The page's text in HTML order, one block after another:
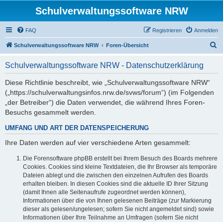
Schulverwaltungssoftware NRW
FAQ Anmelden
Registrieren
Schulverwaltungssoftware NRW Foren-Übersicht
Schulverwaltungssoftware NRW - Datenschutzerklärung
Diese Richtlinie beschreibt, wie „Schulverwaltungssoftware NRW“
(„https://schulverwaltungsinfos.nrw.de/svws/forum“) (im Folgenden
„der Betreiber“) die Daten verwendet, die während Ihres Foren-
Besuchs gesammelt werden.
UMFANG UND ART DER DATENSPEICHERUNG
Ihre Daten werden auf vier verschiedene Arten gesammelt:
Die Forensoftware phpBB erstellt bei Ihrem Besuch des Boards mehrere
Cookies. Cookies sind kleine Textdateien, die Ihr Browser als temporäre
Dateien ablegt und die zwischen den einzelnen Aufrufen des Boards
erhalten bleiben. In diesen Cookies sind die aktuelle ID Ihrer Sitzung
(damit Ihnen alle Seitenaufrufe zugeordnet werden können),
Informationen über die von Ihnen gelesenen Beiträge (zur Markierung
dieser als gelesen/ungelesen; sofern Sie nicht angemeldet sind) sowie
Informationen über Ihre Teilnahme an Umfragen (sofern Sie nicht